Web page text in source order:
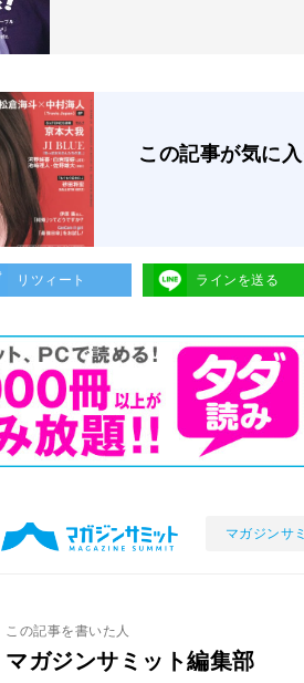
この記事が気に
リツィート ラインを送る
マガジンサ
この記事を書いた人
マガジンサミット編集部